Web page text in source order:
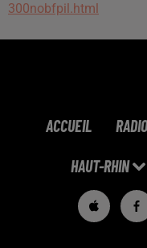
300nobfpil.html
ACCUEIL RADIO
HAUT-RHIN